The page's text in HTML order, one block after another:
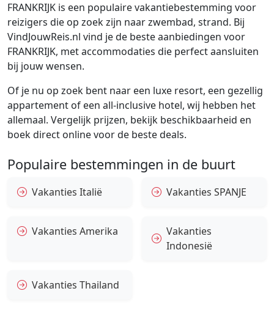
FRANKRIJK is een populaire vakantiebestemming voor
reizigers die op zoek zijn naar zwembad, strand. Bij
VindJouwReis.nl vind je de beste aanbiedingen voor
FRANKRIJK, met accommodaties die perfect aansluiten
bij jouw wensen.
Of je nu op zoek bent naar een luxe resort, een gezellig
appartement of een all-inclusive hotel, wij hebben het
allemaal. Vergelijk prijzen, bekijk beschikbaarheid en
boek direct online voor de beste deals.
Populaire bestemmingen in de buurt
Vakanties Italië Vakanties SPANJE
Vakanties Amerika
Vakanties
Indonesië
Vakanties Thailand